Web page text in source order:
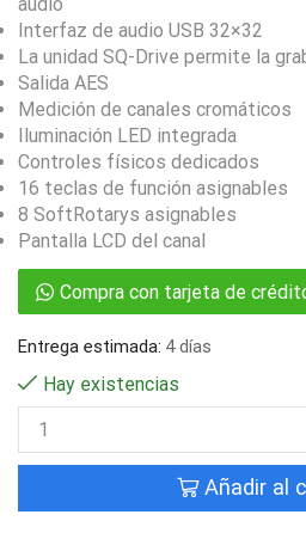
Interfaz de audio USB 32×32
La unidad SQ-Drive permite la
Salida AES
Medición de canales cromáticos
Iluminación LED integrada
Controles físicos dedicados
16 teclas de función asignables
8 SoftRotarys asignables
Pantalla LCD del canal
Compra con tarjeta de
Entrega estimada: 4 días
Hay existencias
Añadir al